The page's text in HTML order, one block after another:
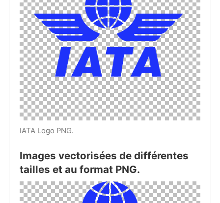
IATA Logo PNG.
Images vectorisées de différentes
tailles et au format PNG.